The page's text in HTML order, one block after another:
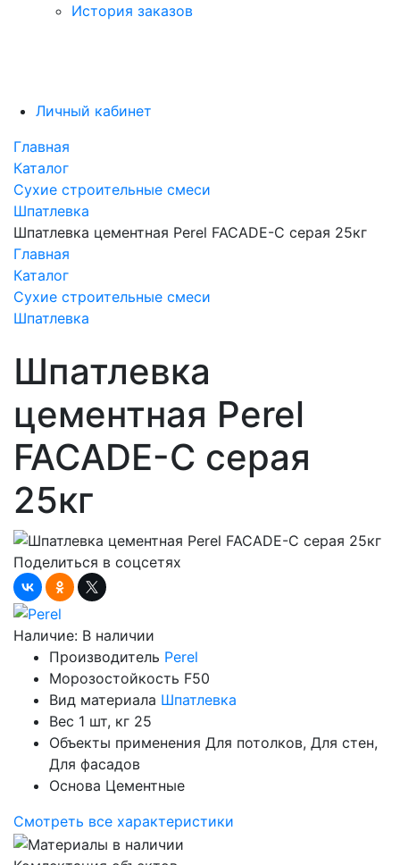
История заказов
Личный кабинет
Главная
Каталог
Сухие строительные смеси
Шпатлевка
Шпатлевка цементная Perel FACADE-C серая 25кг
Главная
Каталог
Сухие строительные смеси
Шпатлевка
Шпатлевка
цементная Perel
FACADE-C серая
25кг
Поделиться в соцсетях
Наличие: В наличии
Производитель Perel
Морозостойкость F50
Вид материала Шпатлевка
Вес 1 шт, кг 25
Объекты применения Для потолков, Для стен,
Для фасадов
Основа Цементные
Смотреть все характеристики